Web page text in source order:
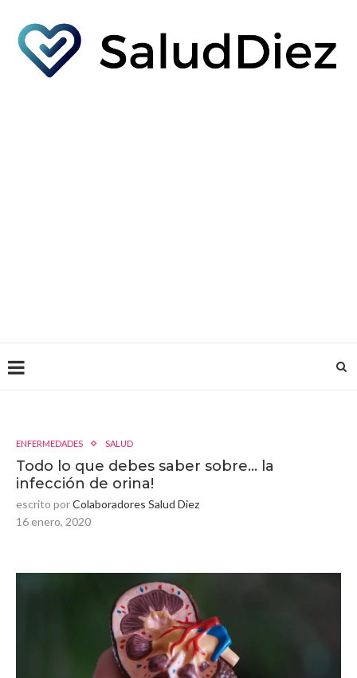
ENFERMEDADES SALUD
Todo lo que debes saber sobre… la
infección de orina!
escrito porColaboradores Salud Diez
16 enero, 2020